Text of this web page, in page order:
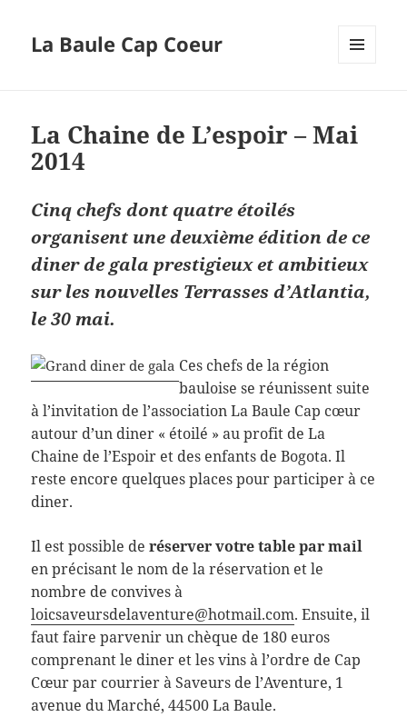
La Baule Cap Coeur
La Chaine de L’espoir – Mai
2014
Cinq chefs dont quatre étoilés
organisent une deuxième édition de ce
diner de gala prestigieux et ambitieux
sur les nouvelles Terrasses d’Atlantia,
le 30 mai.
Ces chefs de la région
bauloise se réunissent suite
à l’invitation de l’association La Baule Cap cœur
autour d’un diner « étoilé » au profit de La
Chaine de l’Espoir et des enfants de Bogota. Il
reste encore quelques places pour participer à ce
diner.
Il est possible deréserver votre table par mail
en précisant le nom de la réservation et le
nombre de convives à
loicsaveursdelaventure@hotmail.com. Ensuite, il
faut faire parvenir un chèque de 180 euros
comprenant le diner et les vins à l’ordre de Cap
Cœur par courrier à Saveurs de l’Aventure, 1
avenue du Marché, 44500 La Baule.